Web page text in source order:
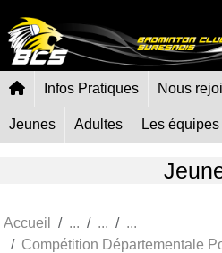
Infos Pratiques Nous
Jeunes Adultes Les équipes
Accueil
Compétition Départementale